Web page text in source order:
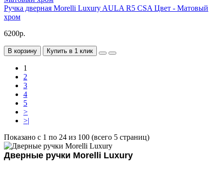
Ручка дверная Morelli Luxury AULA R5 CSA Цвет - Матовый
хром
6200р.
В корзину Купить в 1 клик
1
2
3
4
5
>
>|
Показано с 1 по 24 из 100 (всего 5 страниц)
Дверные ручки Morelli Luxury